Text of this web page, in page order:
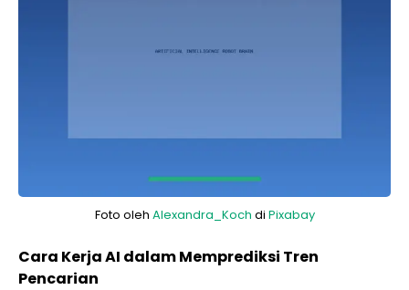
Foto oleh Alexandra_Koch di Pixabay
Cara Kerja AI dalam Memprediksi Tren
Pencarian